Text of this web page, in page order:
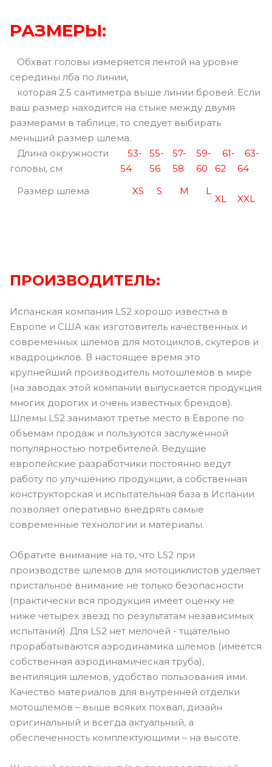
РАЗМЕРЫ:
Обхват головы измеряется лентой на уровне
середины лба по линии,
которая 2.5 сантиметра выше линии бровей. Если
ваш размер находится на стыке между двумя
размерами в таблице, то следует выбирать
меньший размер шлема.
Длина окружности
головы, см
53-
54
55-
56
57-
58
59-
60
61-
62
63-
64
Размер шлема
XS S M L
XL XXL
ПРОИЗВОДИТЕЛЬ:
Испанская компания LS2 хорошо известна в
Европе и США как изготовитель качественных и
современных шлемов для мотоциклов, скутеров и
квадроциклов. В настоящее время это
крупнейший производитель мотошлемов в мире
(на заводах этой компании выпускается продукция
многих дорогих и очень известных брендов).
Шлемы LS2 занимают третье место в Европе по
объемам продаж и пользуются заслуженной
популярностью потребителей. Ведущие
европейские разработчики постоянно ведут
работу по улучшению продукции, а собственная
конструкторская и испытательная база в Испании
позволяет оперативно внедрять самые
современные технологии и материалы.
Обратите внимание на то, что LS2 при
производстве шлемов для мотоциклистов уделяет
пристальное внимание не только безопасности
(практически вся продукция имеет оценку не
ниже четырех звезд по результатам независимых
испытаний). Для LS2 нет мелочей - тщательно
прорабатываются аэродинамика шлемов (имеется
собственная аэродинамическая труба),
вентиляция шлемов, удобство пользования ими.
Качество материалов для внутренней отделки
мотошлемов – выше всяких похвал, дизайн
оригинальный и всегда актуальный, а
обеспеченность комплектующими – на высоте.